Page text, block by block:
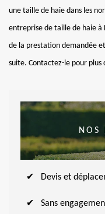
une taille de haie dans les
entreprise de taille de haie à
de la prestation demandée
suite. Contactez-le pour plus
NOS
Devis et
Sans